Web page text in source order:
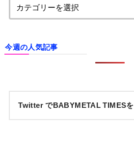
今週の人気記事
Twitter でBABYMETAL TIMESを